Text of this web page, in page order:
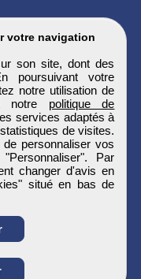
votre navigation
son site, dont des
poursuivant votre
notre utilisation de
notre politique de
services adaptés à
de visites.
personnaliser vos
Par
changer d'avis en
situé en bas de